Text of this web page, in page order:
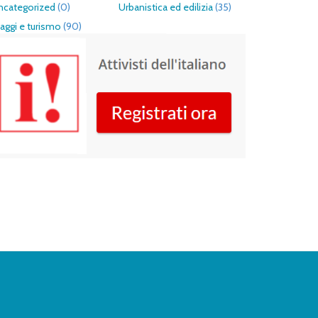
(0) Urbanistica ed edilizia(35)
e turismo (90)